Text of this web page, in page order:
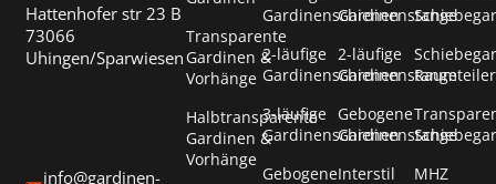
Hattenhofer str 23 B
73066
Uhingen/Sparwiesen
info@gardinen-
Transparente
Gardinen &
Vorhänge
Halbtransparente
Gardinen &
Vorhänge
Gardinenschienen
2-läufige
Gardinenschienen
3-läufige
Gardinenschienen
Gebogene
Gardinenstange
2-läufige
Gardinenstange
Gebogene
Gardinenstange
Interstil
Raumteiler
MHZ